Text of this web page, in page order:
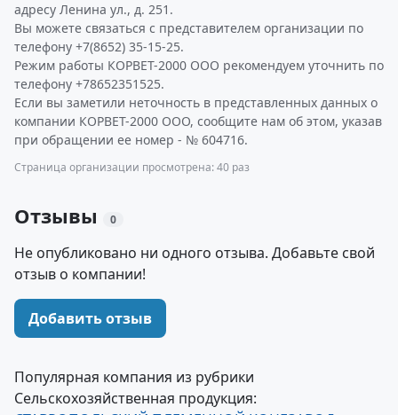
адресу Ленина ул., д. 251.
Вы можете связаться с представителем организации по
телефону +7(8652) 35-15-25.
Режим работы КОРВЕТ-2000 ООО рекомендуем уточнить по
телефону +78652351525.
Если вы заметили неточность в представленных данных о
компании КОРВЕТ-2000 ООО, сообщите нам об этом, указав
при обращении ее номер - № 604716.
Страница организации просмотрена: 40 раз
Отзывы 0
Не опубликовано ни одного отзыва. Добавьте свой
отзыв о компании!
Добавить отзыв
Популярная компания из рубрики
Сельскохозяйственная продукция: